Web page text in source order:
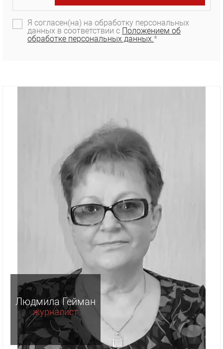
Я согласен(на) на обработку персональных
данных в соответствии с Положением об
обработке персональных данных.*
Людмила Гейман
журналист